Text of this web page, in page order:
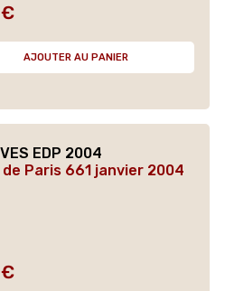
AJOUTER AU PANIER
EDP 2004
Paris 661 janvier 2004